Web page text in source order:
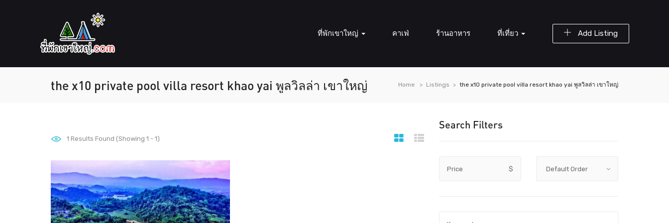
Add Listing
ที่พักเขาใหญ่ คาเฟ่ ร้านอาหาร ที่เที่ยว
the x10 private pool villa resort khao yai พูลวิลล่า เขาใหญ่ Home Listings the x10 private pool villa resort khao yai พูลวิลล่า เขาใหญ่
Search Filters
Price $
1 Results Found (Showing 1 - 1)